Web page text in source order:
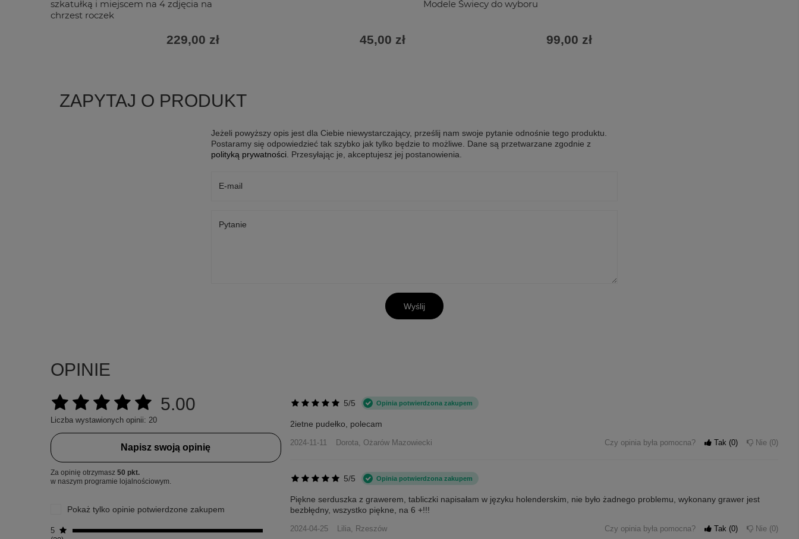
szkatułką i miejscem na 4 zdjęcia na
chrzest roczek
229,00 zł 45,00 zł
Modele Świecy do wyboru
99,00 zł
ZAPYTAJ O PRODUKT
Jeżeli powyższy opis jest dla Ciebie niewystarczający, prześlij nam swoje pytanie odnośnie tego produktu.
Postaramy się odpowiedzieć tak szybko jak tylko będzie to możliwe. Dane są przetwarzane zgodnie z
polityką prywatności . Przesyłając je, akceptujesz jej postanowienia.
E-mail
Pytanie
Wyślij
OPINIE
5.00
Liczba wystawionych opinii: 20
Napisz swoją opinię
Za opinię otrzymasz 50 pkt.
w naszym programie lojalnościowym.
Pokaż tylko opinie potwierdzone zakupem
5
5/5 Opinia potwierdzona zakupem
2ietne pudełko, polecam
2024-11-11 Dorota, Ożarów Mazowiecki Czy opinia była pomocna? Tak 0 Nie 0
5/5 Opinia potwierdzona zakupem
Piękne serduszka z grawerem, tabliczki napisałam w języku holenderskim, nie było żadnego problemu, wykonany grawer jest
bezbłędny, wszystko piękne, na 6 +!!!
2024-04-25 Lilia, Rzeszów Czy opinia była pomocna? Tak 0 Nie 0